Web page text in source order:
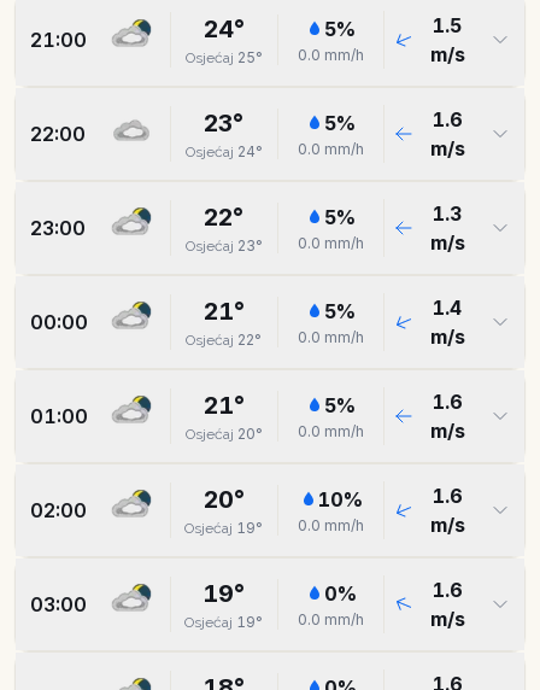
21:00 24°
Osjećaj 25°
5%
0.0 mm/h
1.5
m/s
22:00 23°
Osjećaj 24°
5%
0.0 mm/h
1.6
m/s
23:00 22°
Osjećaj 23°
5%
0.0 mm/h
1.3
m/s
00:00 21°
Osjećaj 22°
5%
0.0 mm/h
1.4
m/s
01:00 21°
Osjećaj 20°
5%
0.0 mm/h
1.6
m/s
02:00 20°
Osjećaj 19°
10%
0.0 mm/h
1.6
m/s
03:00 19°
Osjećaj 19°
0%
0.0 mm/h
1.6
m/s
1.6